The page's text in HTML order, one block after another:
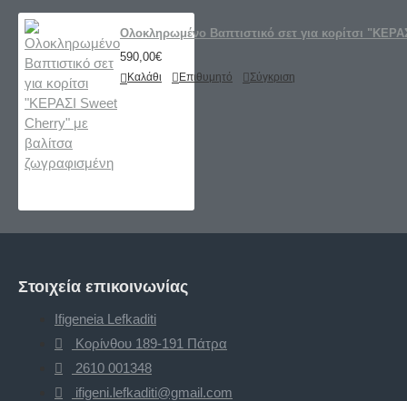
Ολοκληρωμένο Βαπτιστικό σετ για κορίτσι
590,00€
Καλάθι Επιθυμητό Σύγκριση
Στοιχεία επικοινωνίας
Ifigeneia Lefkaditi
Κορίνθου 189-191 Πάτρα
2610 001348
ifigeni.lefkaditi@gmail.com